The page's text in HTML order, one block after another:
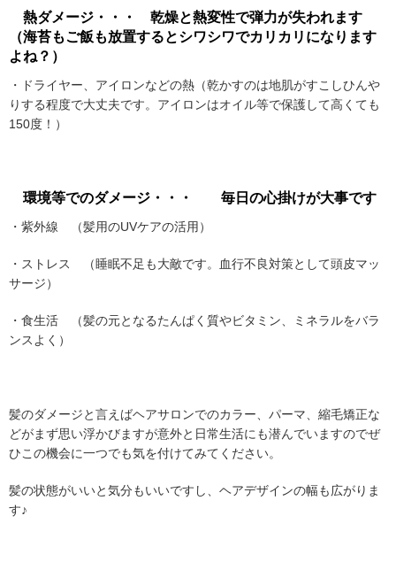
熱ダメージ・・・ 乾燥と熱変性で弾力が失われます
（海苔もご飯も放置するとシワシワでカリカリになります
よね？）
・ドライヤー、アイロンなどの熱（乾かすのは地肌がすこしひんや
りする程度で大丈夫です。アイロンはオイル等で保護して高くても
150度！）
環境等でのダメージ・・・ 毎日の心掛けが大事です
・紫外線 （髪用のUVケアの活用）
・ストレス （睡眠不足も大敵です。血行不良対策として頭皮マッ
サージ）
・食生活 （髪の元となるたんぱく質やビタミン、ミネラルをバラ
ンスよく）
髪のダメージと言えばヘアサロンでのカラー、パーマ、縮毛矯正な
どがまず思い浮かびますが意外と日常生活にも潜んでいますのでぜ
ひこの機会に一つでも気を付けてみてください。
髪の状態がいいと気分もいいですし、ヘアデザインの幅も広がりま
す♪